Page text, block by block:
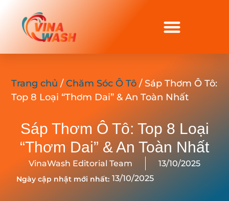
Trang chủ /Chăm Sóc Ô Tô / Sáp Thơm Ô Tô:
Top 8 Loại “Thơm Dai” & An Toàn Nhất
Sáp Thơm Ô Tô: Top 8 Loại
“Thơm Dai” & An Toàn Nhất
VinaWash Editorial Team 13/10/2025
Ngày cập nhật mới nhất: 13/10/2025